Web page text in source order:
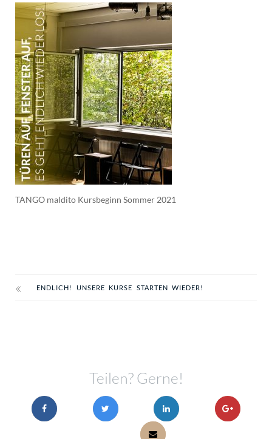
TANGO maldito Kursbeginn Sommer 2021
ENDLICH! UNSERE KURSE STARTEN WIEDER!
Teilen? Gerne!